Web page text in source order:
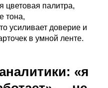
цветовая палитра,
тона,
усиливает доверие и
в умной ленте.
«я